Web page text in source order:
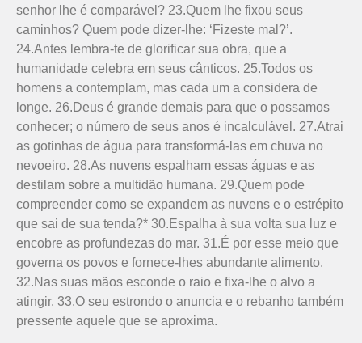
senhor lhe é comparável? 23.Quem lhe fixou seus
caminhos? Quem pode dizer-lhe: ‘Fizeste mal?’.
24.Antes lembra-te de glorificar sua obra, que a
humanidade celebra em seus cânticos. 25.Todos os
homens a contemplam, mas cada um a considera de
longe. 26.Deus é grande demais para que o possamos
conhecer; o número de seus anos é incalculável. 27.Atrai
as gotinhas de água para transformá-las em chuva no
nevoeiro. 28.As nuvens espalham essas águas e as
destilam sobre a multidão humana. 29.Quem pode
compreender como se expandem as nuvens e o estrépito
que sai de sua tenda?* 30.Espalha à sua volta sua luz e
encobre as profundezas do mar. 31.É por esse meio que
governa os povos e fornece-lhes abundante alimento.
32.Nas suas mãos esconde o raio e fixa-lhe o alvo a
atingir. 33.O seu estrondo o anuncia e o rebanho também
pressente aquele que se aproxima.